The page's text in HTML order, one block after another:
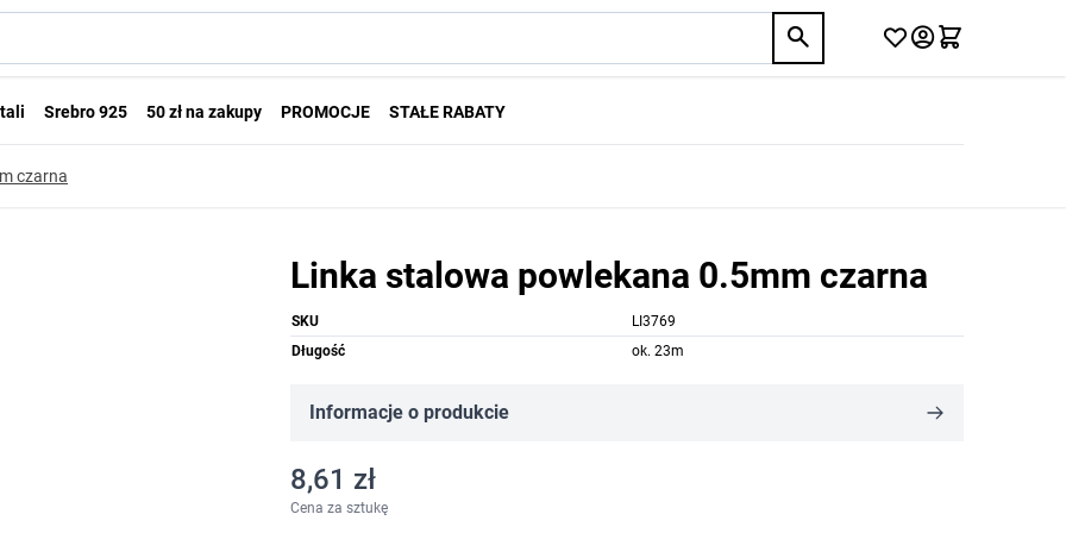
Srebro 925 50 zł na zakupy PROMOCJE STAŁE RABATY
czarna
Linka stalowa powlekana 0.5mm czarna
SKU
LI3769
Długość
ok. 23m
Informacje o produkcie
8,61 zł
Cena za sztukę